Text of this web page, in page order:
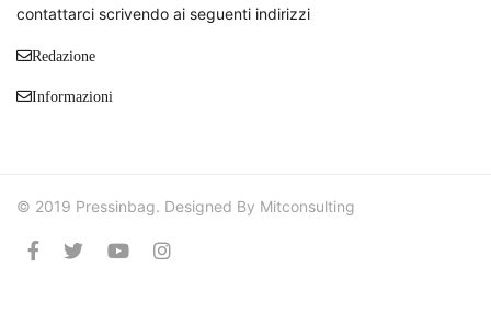
contattarci scrivendo ai seguenti indirizzi
Redazione
Informazioni
© 2019 Pressinbag. Designed By Mitconsulting